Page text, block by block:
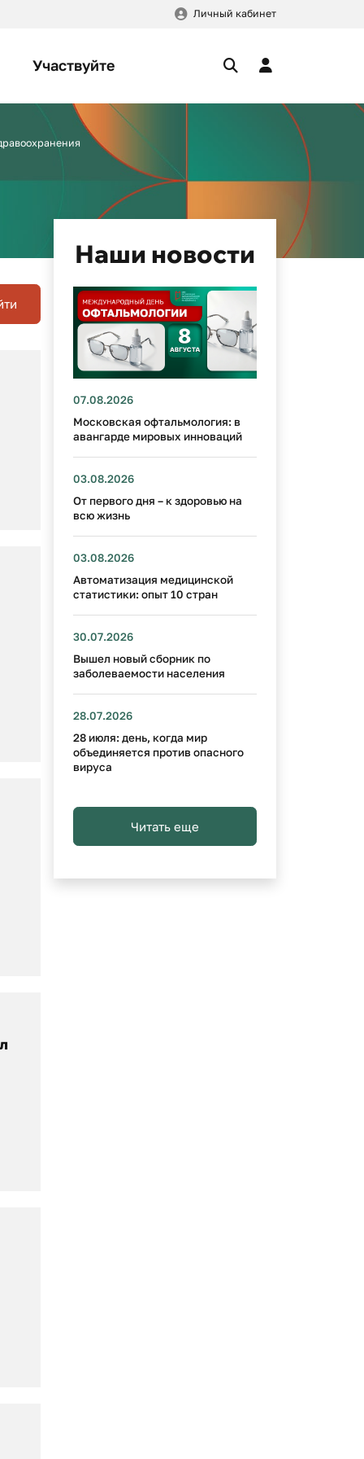
Личный кабинет
Участвуйте
Наши новости
07.08.2026
Московская офтальмология: в
авангарде мировых инноваций
03.08.2026
От первого дня – к здоровью на
всю жизнь
03.08.2026
Автоматизация медицинской
статистики: опыт 10 стран
30.07.2026
Вышел новый сборник по
заболеваемости населения
28.07.2026
28 июля: день, когда мир
объединяется против опасного
вируса
Читать еще